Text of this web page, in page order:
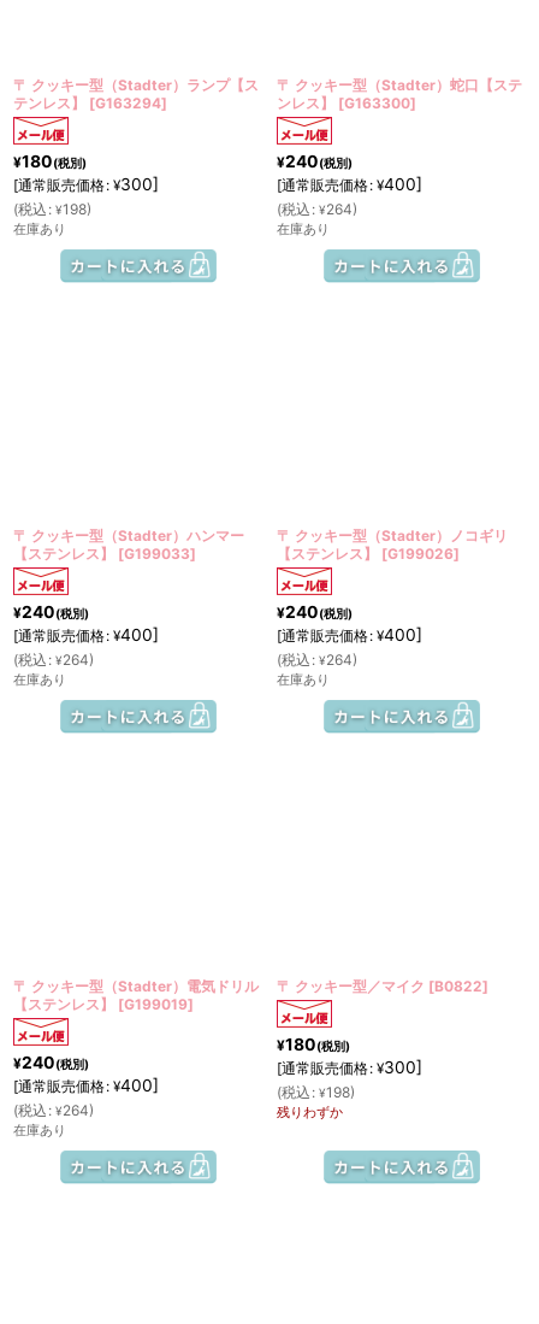
〒 クッキー型（Stadter）ランプ【ス
テンレス】
[G163294]
¥180(税別)
[通常販売価格: ¥300]
(税込 : ¥198)
在庫あり
〒 クッキー型（Stadter）蛇口【ステ
ンレス】
[G163300]
¥240(税別)
[通常販売価格: ¥400]
(税込 : ¥264)
在庫あり
〒 クッキー型（Stadter）ハンマー
【ステンレス】
[G199033]
¥240(税別)
[通常販売価格: ¥400]
(税込 : ¥264)
在庫あり
〒 クッキー型（Stadter）ノコギリ
【ステンレス】
[G199026]
¥240(税別)
[通常販売価格: ¥400]
(税込 : ¥264)
在庫あり
〒 クッキー型（Stadter）電気ドリル
【ステンレス】
[G199019]
¥240(税別)
[通常販売価格: ¥400]
(税込 : ¥264)
在庫あり
〒 クッキー型／マイク [B0822]
¥180(税別)
[通常販売価格: ¥300]
(税込 : ¥198)
残りわずか